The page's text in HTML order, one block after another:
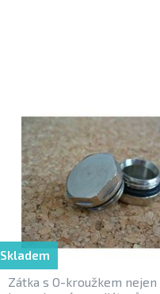
Zátka s O-kroužkem nejen
Skladem